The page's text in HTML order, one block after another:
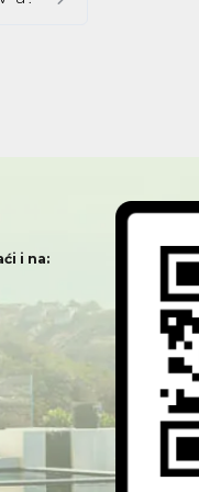
i na: